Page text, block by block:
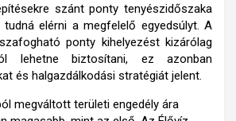
szánt ponty tenyészidőszaka
tudná elérni a megfelelő egyedsúlyt. A
ponty kihelyezést kizárólag
lehetne biztosítani, ez azonban
és halgazdálkodási stratégiát jelent.
megváltott területi engedély ára